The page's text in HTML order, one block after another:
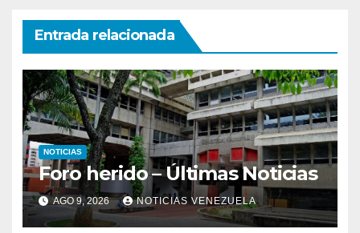
Entrada relacionada
NOTICIAS
Foro herido – Últimas Noticias
AGO 9, 2026 NOTICIAS VENEZUELA